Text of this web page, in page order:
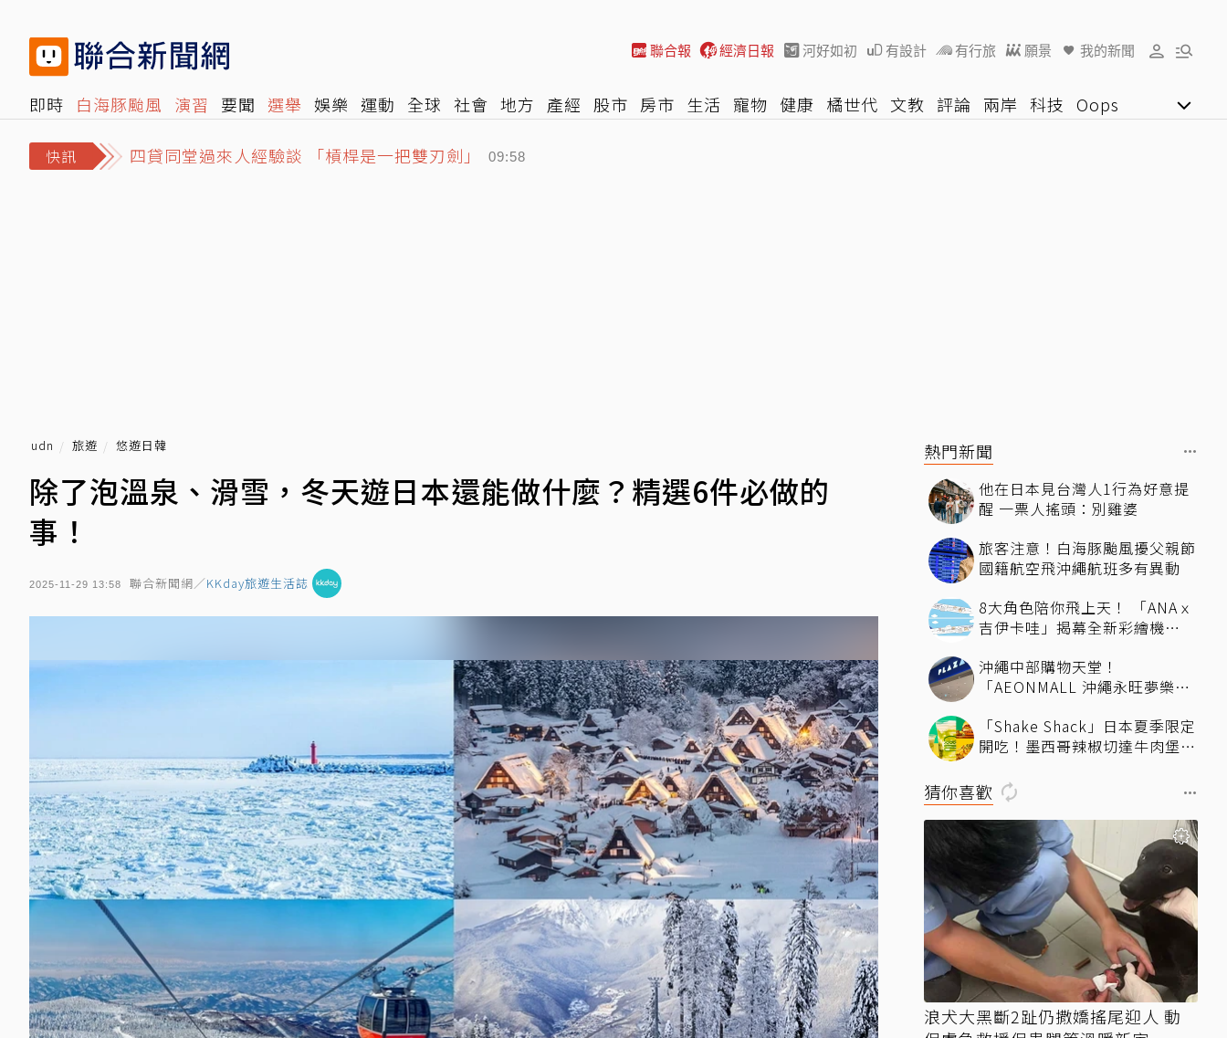
聯合報 經濟日報 河好如初 有設計 有行旅 願景 我的新聞
即時 白海豚颱風 演習 要聞 選舉 娛樂 運動 全球 社會 地方 產經 股市 房市 生活 寵物 健康 橘世代 文教 評論 兩岸 科技 Oops
快訊 高雄光華夜市違停賓士擋下暴衝特斯拉 網讚「救很多人」…車主曝光是他
udn 旅遊 悠遊日韓
除了泡溫泉、滑雪，冬天遊日本還能做什麼？精選6件必做的
事！
2025-11-29 13:58 聯合新聞網／KKday旅遊生活誌
熱門新聞
他在日本見台灣人1行為好意提
醒 一票人搖頭：別雞婆
旅客注意！白海豚颱風擾父親節
國籍航空飛沖繩航班多有異動
8大角色陪你飛上天！ 「ANAｘ
吉伊卡哇」揭幕全新彩繪機
沖繩中部購物天堂！
「AEONMALL 沖繩永旺夢樂
「Shake Shack」日本夏季限定
開吃！墨西哥辣椒切達牛肉堡、
猜你喜歡
浪犬大黑斷2趾仍撒嬌搖尾迎人 動